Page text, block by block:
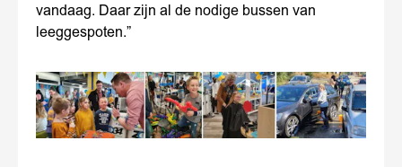
vandaag. Daar zijn al de nodige bussen van
leeggespoten.”